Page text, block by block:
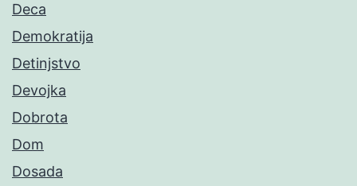
Deca
Demokratija
Detinjstvo
Devojka
Dobrota
Dom
Dosada